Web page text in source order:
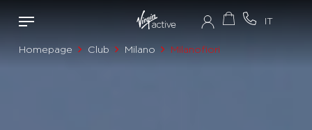
Homepage Club Milano Milanofiori